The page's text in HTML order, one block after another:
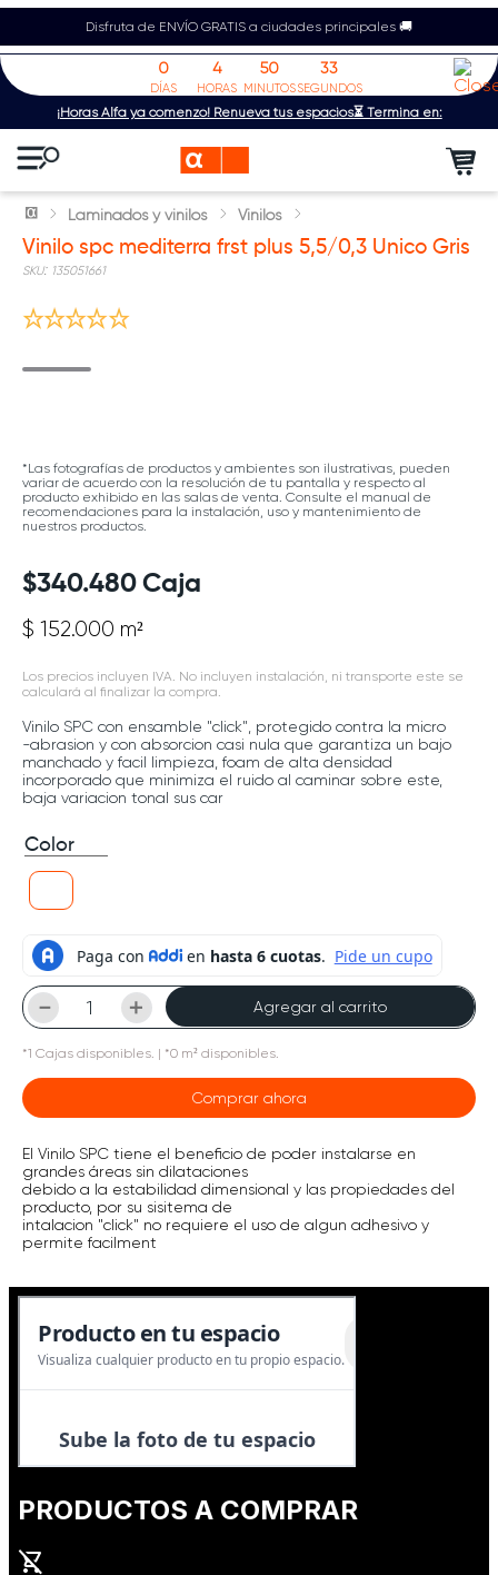
Disfruta de ENVÍO GRATIS a ciudades principales 🚚
¡Horas Alfa ya comenzó! Renueva tus espacios⏳ Termina en:
0
DÍAS
4
HORAS
50
MINUTOS
32
SEGUNDOS
Laminados y vinilos Vinilos
Vinilo spc mediterra frst plus 5,5/0,3 Unico Gris
: 135051661
*Las fotografías de productos y ambientes son ilustrativas, pueden
variar de acuerdo con la resolución de tu pantalla y respecto al
producto exhibido en las salas de venta. Consulte el manual de
recomendaciones para la instalación, uso y mantenimiento de
nuestros productos.
$340.480 Caja
$ 152.000 m²
Los precios incluyen IVA. No incluyen instalación, ni transporte este se
calculará al finalizar la compra.
Vinilo SPC con ensamble "click", protegido contra la micro
-abrasion y con absorcion casi nula que garantiza un bajo
manchado y facil limpieza, foam de alta densidad
incorporado que minimiza el ruido al caminar sobre este,
baja variacion tonal sus car
Color
＋
－ Agregar al carrito
*1 Cajas disponibles. | *0 m² disponibles.
Comprar ahora
El Vinilo SPC tiene el beneficio de poder instalarse en
grandes áreas sin dilataciones
debido a la estabilidad dimensional y las propiedades del
producto, por su sisitema de
intalacion "click" no requiere el uso de algun adhesivo y
permite facilment